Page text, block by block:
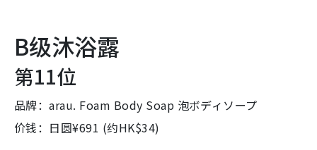
B级沐浴露
第11位
品牌：arau. Foam Body Soap 泡ボディソープ
价钱：日圆¥691 (约HK$34)